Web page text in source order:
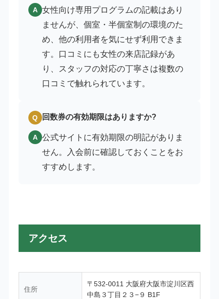
A 女性向け専用プログラムの記載はあり
ませんが、個室・半個室制の環境のた
め、他の利用者を気にせず利用できま
す。口コミにも女性の来店記録があ
り、スタッフの対応の丁寧さは複数の
口コミで触れられています。
Q 回数券の有効期限はありますか?
A 公式サイトに有効期限の明記がありま
せん。入会前に確認しておくことをお
すすめします。
アクセス
住所
〒532-0011 大阪府大阪市淀川区西
中島３丁目２３−９ B1F